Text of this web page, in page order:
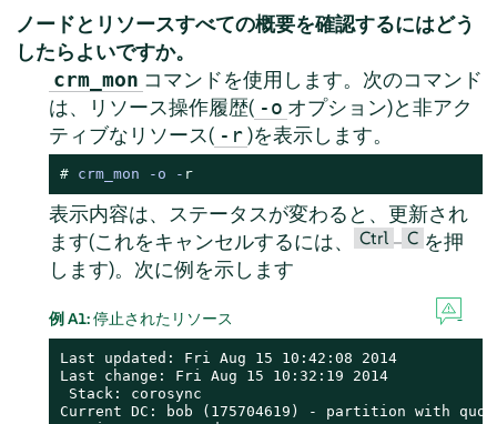
ノードとリソースすべての概要を確認するにはどう
したらよいですか。
crm_mon コマンドを使用します。次のコマンド
は、リソース操作履歴( -o オプション)と非アク
ティブなリソース( -r )を表示します。
# crm_mon -o - r
表示内容は、ステータスが変わると、更新され
ます(これをキャンセルするには、
Ctrl – C を押
します)。次に例を示します
例 A1:停止されたリソース
Last updated: Fri Aug 15 10:42:08 2014
Last change: Fri Aug 15 10:32:19 2014
Stack: corosync
Current DC: bob (175704619) - partition with